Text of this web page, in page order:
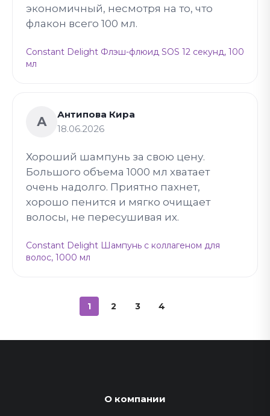
экономичный, несмотря на то, что
флакон всего 100 мл.
Constant Delight Флэш-флюид SOS 12 секунд, 100
мл
А
Антипова Кира
18.06.2026
Хороший шампунь за свою цену.
Большого объема 1000 мл хватает
очень надолго. Приятно пахнет,
хорошо пенится и мягко очищает
волосы, не пересушивая их.
Constant Delight Шампунь с коллагеном для
волос, 1000 мл
1 2 3 4
О компании